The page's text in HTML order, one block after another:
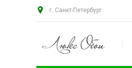
г. Санкт-Петербург